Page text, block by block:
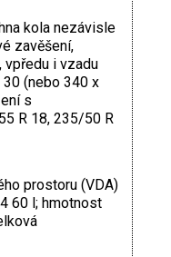
kola nezávisle
zavěšení,
vpředu i vzadu
(nebo 340 x
s
R 18, 235/50 R
prostoru (VDA)
60 l; hmotnost